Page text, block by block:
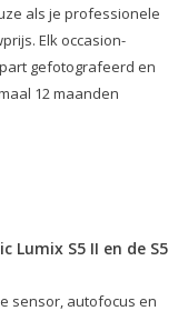
als je professionele
Elk occasion-
gefotografeerd en
12 maanden
Lumix S5 II en de S5
sensor, autofocus en